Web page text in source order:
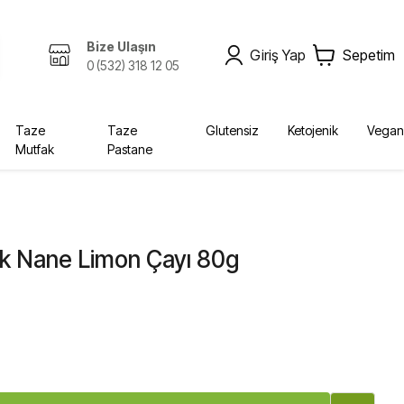
Bize Ulaşın
0 (532) 318 12 05
Giriş Yap Sepetim
Bebek Bezleri
Taze
Mutfak
Taze
Pastane
Glutensiz Ketojenik Vegan
Nane Limon Çayı 80g